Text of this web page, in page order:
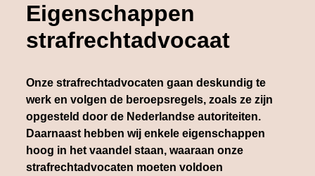
Eigenschappen
strafrechtadvocaat
Onze strafrechtadvocaten gaan deskundig te
werk en volgen de beroepsregels, zoals ze zijn
opgesteld door de Nederlandse autoriteiten.
Daarnaast hebben wij enkele eigenschappen
hoog in het vaandel staan, waaraan onze
strafrechtadvocaten moeten voldoen